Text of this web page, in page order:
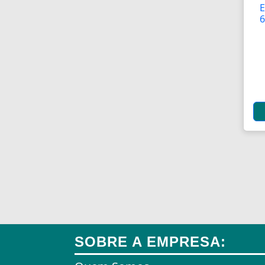
SOBRE A EMPRESA: